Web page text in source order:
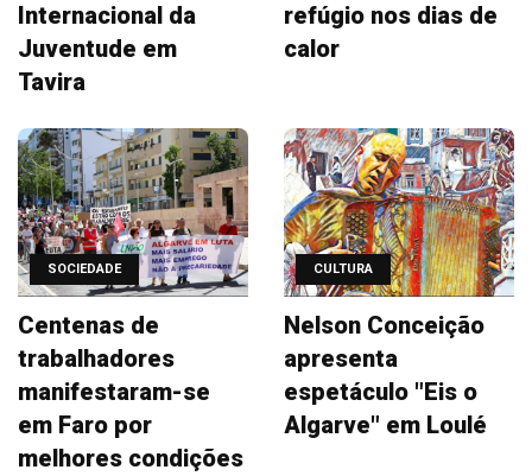
Internacional da
Juventude em
Tavira
refúgio nos dias de
calor
SOCIEDADE
Centenas de
trabalhadores
manifestaram-se
em Faro por
melhores condições
CULTURA
Nelson Conceição
apresenta
espetáculo "Eis o
Algarve" em Loulé